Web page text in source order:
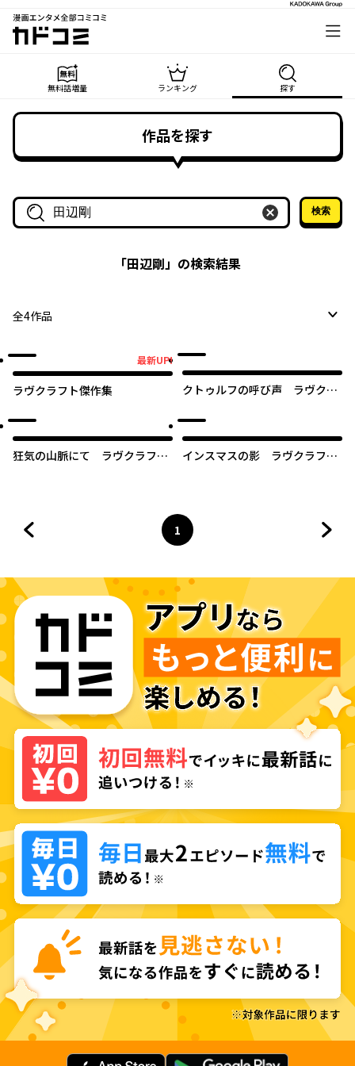
漫画エンタメ全部コミコミ
カドコミ
無料話増量 ランキング 探す
作品を探す
作品名・作家名で探す
検索
「田辺剛」の検索結果
全4作品
最新UP!
ラヴクラフト傑作集
クトゥルフの呼び声 ラヴクラ
狂気の山脈にて ラヴクラフト
インスマスの影 ラヴクラフト
ページ
1
へ